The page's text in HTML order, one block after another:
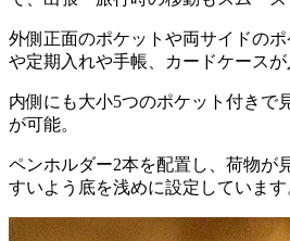
外側正面のポケットや両サイドの
や定期入れや手帳、カードケースが
内側にも大小5つのポケット付きで
が可能。
ペンホルダー2本を配置し、荷物が
すいよう底を浅めに設定しています